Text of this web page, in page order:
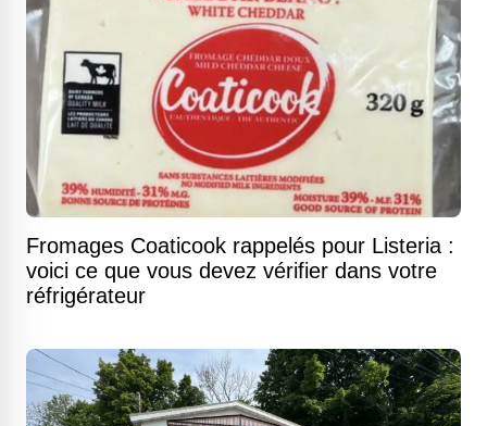
Fromages Coaticook rappelés pour Listeria :
voici ce que vous devez vérifier dans votre
réfrigérateur